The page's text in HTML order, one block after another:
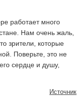
работает много
Нам очень жаль,
зрители, которые
Поверьте, это не
сердце и душу,
Источник